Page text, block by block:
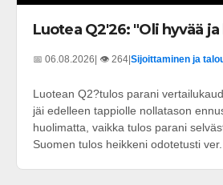
Luotea Q2'26: "Oli hyvää
📅 06.08.2026| 👁️ 264|Sijoittaminen ja
Luotean Q2?tulos parani
jäi edelleen tappiolle nollatason
huolimatta, vaikka tulos parani
Suomen tulos heikkeni odotetusti ver...